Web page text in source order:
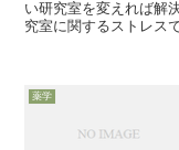
い研究室を変えれば解
究室に関するストレス
薬学